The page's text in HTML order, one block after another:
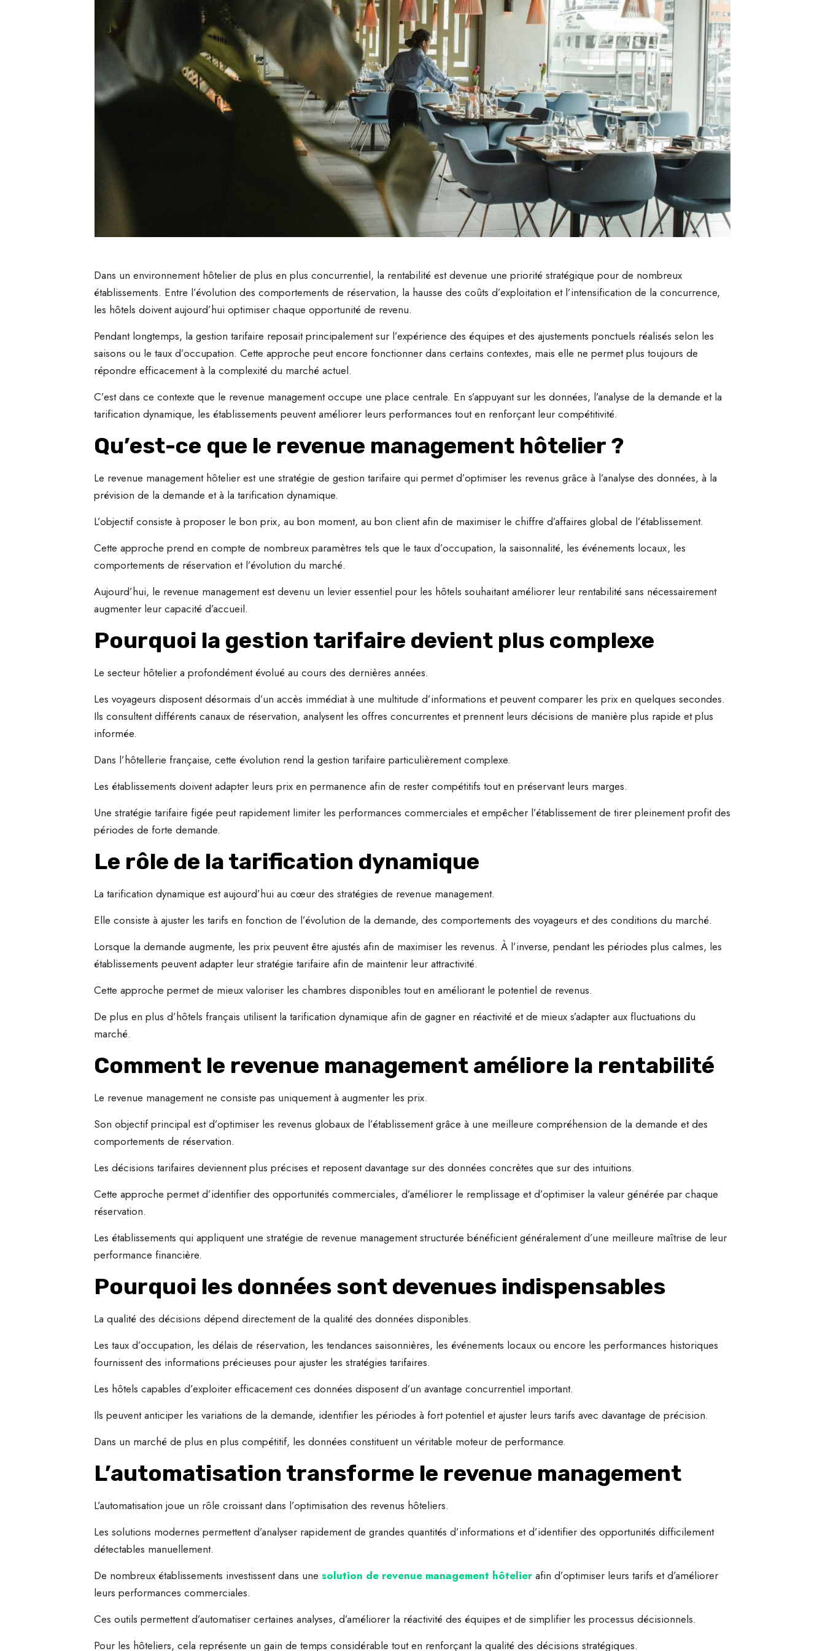
Dans un environnement hôtelier de plus en plus concurrentiel, la rentabilité est devenue une priorité stratégique pour de nombreux
établissements. Entre l’évolution des comportements de réservation, la hausse des coûts d’exploitation et l’intensification de la concurrence,
les hôtels doivent aujourd’hui optimiser chaque opportunité de revenu.
Pendant longtemps, la gestion tarifaire reposait principalement sur l’expérience des équipes et des ajustements ponctuels réalisés selon les
saisons ou le taux d’occupation. Cette approche peut encore fonctionner dans certains contextes, mais elle ne permet plus toujours de
répondre efficacement à la complexité du marché actuel.
C’est dans ce contexte que le revenue management occupe une place centrale. En s’appuyant sur les données, l’analyse de la demande et la
tarification dynamique, les établissements peuvent améliorer leurs performances tout en renforçant leur compétitivité.
Qu’est-ce que le revenue management hôtelier ?
Le revenue management hôtelier est une stratégie de gestion tarifaire qui permet d’optimiser les revenus grâce à l’analyse des données, à la
prévision de la demande et à la tarification dynamique.
L’objectif consiste à proposer le bon prix, au bon moment, au bon client afin de maximiser le chiffre d’affaires global de l’établissement.
Cette approche prend en compte de nombreux paramètres tels que le taux d’occupation, la saisonnalité, les événements locaux, les
comportements de réservation et l’évolution du marché.
Aujourd’hui, le revenue management est devenu un levier essentiel pour les hôtels souhaitant améliorer leur rentabilité sans nécessairement
augmenter leur capacité d’accueil.
Pourquoi la gestion tarifaire devient plus complexe
Le secteur hôtelier a profondément évolué au cours des dernières années.
Les voyageurs disposent désormais d’un accès immédiat à une multitude d’informations et peuvent comparer les prix en quelques secondes.
Ils consultent différents canaux de réservation, analysent les offres concurrentes et prennent leurs décisions de manière plus rapide et plus
informée.
Dans l’hôtellerie française, cette évolution rend la gestion tarifaire particulièrement complexe.
Les établissements doivent adapter leurs prix en permanence afin de rester compétitifs tout en préservant leurs marges.
Une stratégie tarifaire figée peut rapidement limiter les performances commerciales et empêcher l’établissement de tirer pleinement profit des
périodes de forte demande.
Le rôle de la tarification dynamique
La tarification dynamique est aujourd’hui au cœur des stratégies de revenue management.
Elle consiste à ajuster les tarifs en fonction de l’évolution de la demande, des comportements des voyageurs et des conditions du marché.
Lorsque la demande augmente, les prix peuvent être ajustés afin de maximiser les revenus. À l’inverse, pendant les périodes plus calmes, les
établissements peuvent adapter leur stratégie tarifaire afin de maintenir leur attractivité.
Cette approche permet de mieux valoriser les chambres disponibles tout en améliorant le potentiel de revenus.
De plus en plus d’hôtels français utilisent la tarification dynamique afin de gagner en réactivité et de mieux s’adapter aux fluctuations du
marché.
Comment le revenue management améliore la rentabilité
Le revenue management ne consiste pas uniquement à augmenter les prix.
Son objectif principal est d’optimiser les revenus globaux de l’établissement grâce à une meilleure compréhension de la demande et des
comportements de réservation.
Les décisions tarifaires deviennent plus précises et reposent davantage sur des données concrètes que sur des intuitions.
Cette approche permet d’identifier des opportunités commerciales, d’améliorer le remplissage et d’optimiser la valeur générée par chaque
réservation.
Les établissements qui appliquent une stratégie de revenue management structurée bénéficient généralement d’une meilleure maîtrise de leur
performance financière.
Pourquoi les données sont devenues indispensables
La qualité des décisions dépend directement de la qualité des données disponibles.
Les taux d’occupation, les délais de réservation, les tendances saisonnières, les événements locaux ou encore les performances historiques
fournissent des informations précieuses pour ajuster les stratégies tarifaires.
Les hôtels capables d’exploiter efficacement ces données disposent d’un avantage concurrentiel important.
Ils peuvent anticiper les variations de la demande, identifier les périodes à fort potentiel et ajuster leurs tarifs avec davantage de précision.
Dans un marché de plus en plus compétitif, les données constituent un véritable moteur de performance.
L’automatisation transforme le revenue management
L’automatisation joue un rôle croissant dans l’optimisation des revenus hôteliers.
Les solutions modernes permettent d’analyser rapidement de grandes quantités d’informations et d’identifier des opportunités difficilement
détectables manuellement.
De nombreux établissements investissent dans une solution de revenue management hôtelierafin d’optimiser leurs tarifs et d’améliorer
leurs performances commerciales.
Ces outils permettent d’automatiser certaines analyses, d’améliorer la réactivité des équipes et de simplifier les processus décisionnels.
Pour les hôteliers, cela représente un gain de temps considérable tout en renforçant la qualité des décisions stratégiques.